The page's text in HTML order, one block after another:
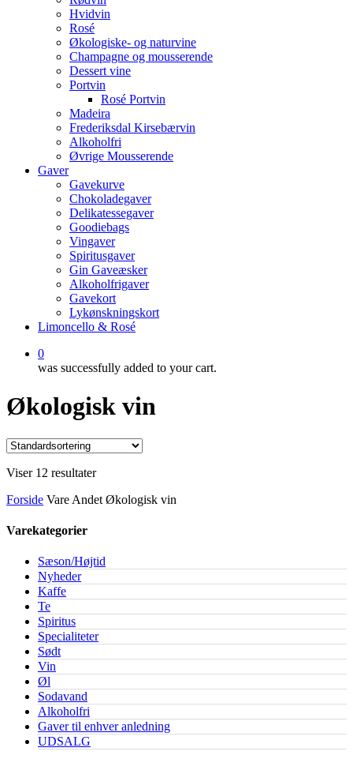
Hvidvin
Rosé
Økologiske- og naturvine
Champagne og mousserende
Dessert vine
Portvin
Rosé Portvin
Madeira
Frederiksdal Kirsebærvin
Alkoholfri
Øvrige Mousserende
Gaver
Gavekurve
Chokoladegaver
Delikatessegaver
Goodiebags
Vingaver
Spiritusgaver
Gin Gaveæsker
Alkoholfrigaver
Gavekort
Lykønskningskort
Limoncello & Rosé
0
was successfully added to your cart.
Økologisk vin
Viser 12 resultater
Forside Vare Andet Økologisk vin
Varekategorier
Sæson/Højtid
Nyheder
Kaffe
Te
Spiritus
Specialiteter
Sødt
Vin
Øl
Sodavand
Alkoholfri
Gaver til enhver anledning
UDSALG